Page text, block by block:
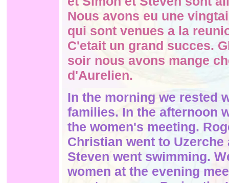
Nous avons eu une
qui sont venues a la
C'etait un grand succes.
soir nous avons mange
d'Aurelien.
In the morning we rested
families. In the afternoon
the women's meeting.
Christian went to Uzerche
Steven went swimming.
women at the evening